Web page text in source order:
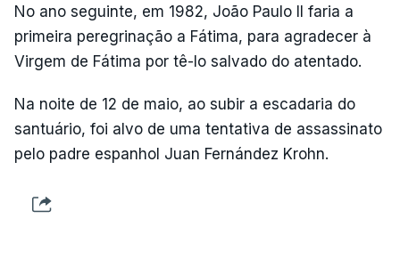
No ano seguinte, em 1982, João Paulo II faria a
primeira peregrinação a Fátima, para agradecer à
Virgem de Fátima por tê-lo salvado do atentado.
Na noite de 12 de maio, ao subir a escadaria do
santuário, foi alvo de uma tentativa de assassinato
pelo padre espanhol Juan Fernández Krohn.